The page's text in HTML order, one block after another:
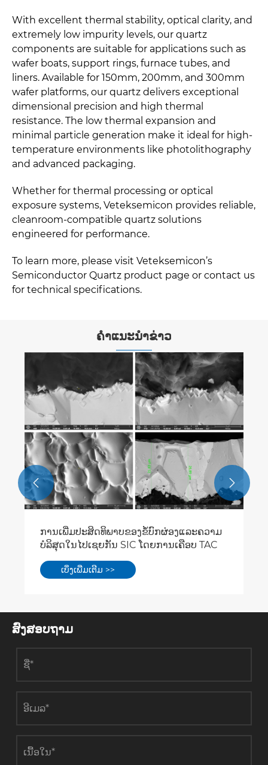
With excellent thermal stability, optical clarity, and
extremely low impurity levels, our quartz
components are suitable for applications such as
wafer boats, support rings, furnace tubes, and
liners. Available for 150mm, 200mm, and 300mm
wafer platforms, our quartz delivers exceptional
dimensional precision and high thermal
resistance. The low thermal expansion and
minimal particle generation make it ideal for high-
temperature environments like photolithography
and advanced packaging.
Whether for thermal processing or optical
exposure systems, Veteksemicon provides reliable,
cleanroom-compatible quartz solutions
engineered for performance.
To learn more, please visit Veteksemicon’s
Semiconductor Quartz product page or contact us
for technical specifications.
ຄໍາແນະນໍາຂ່າວ
ເປັນຫຍັງ CVD TaC ຈຶ່ງເຄືອບ “ເຄື່ອງຫຸ້ມເກາະທີ່
ມີອຸນຫະພູມສູງ” ໃນເຊມິຄອນດັກເຕີລຸ້ນທີສາມ
ເບິ່ງເພີ່ມເຕີມ >>
 
ສົ່ງສອບຖາມ